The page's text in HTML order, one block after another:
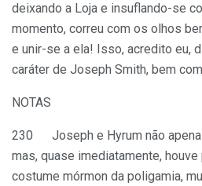
deixando a Loja e insuflando-se
momento, correu com os olhos
e unir-se a ela! Isso, acredito eu,
caráter de Joseph Smith, bem
NOTAS
230 Joseph e Hyrum não
mas, quase imediatamente,
costume mórmon da poligamia,